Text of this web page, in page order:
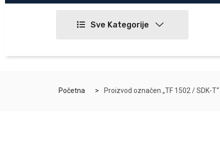
Sve Kategorije
Početna Proizvod označen „TF 1502 / SDK-T“